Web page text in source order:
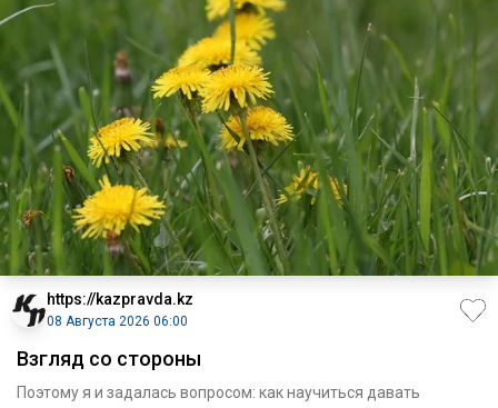
https://kazpravda.kz
08 Августа 2026 06:00
Взгляд со стороны
Поэтому я и задалась вопросом: как научиться давать